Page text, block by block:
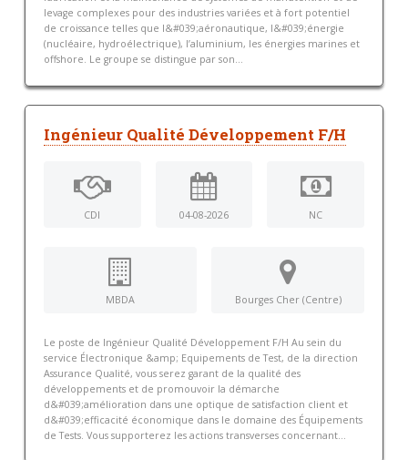
levage complexes pour des industries variées et à fort potentiel
de croissance telles que l&#039;aéronautique, l&#039;énergie
(nucléaire, hydroélectrique), l’aluminium, les énergies marines et
offshore. Le groupe se distingue par son...
Ingénieur Qualité Développement F/H
CDI 04-08-2026 NC
MBDA Bourges Cher (Centre)
Le poste de Ingénieur Qualité Développement F/H Au sein du
service Électronique &amp; Equipements de Test, de la direction
Assurance Qualité, vous serez garant de la qualité des
développements et de promouvoir la démarche
d&#039;amélioration dans une optique de satisfaction client et
d&#039;efficacité économique dans le domaine des Équipements
de Tests. Vous supporterez les actions transverses concernant...